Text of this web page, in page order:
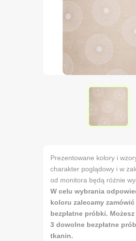
Prezentowane kolory i
charakter poglądowy i w
od monitora będą różnie
W celu wybrania
koloru zalecamy zamówić
bezpłatne próbki.
3 dowolne bezpłatne
tkanin.